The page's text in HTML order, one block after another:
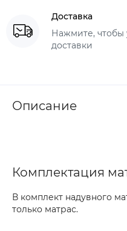
Доставка
Нажмите, чтобы
доставки
Описание
Комплектация
В комплект надувного
только матрас.